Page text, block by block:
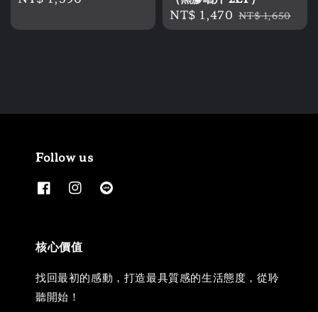
Sale
price
NT$ 1,470 Regular
price
NT$ 1,650
Follow us
核心價值
找回最初的感動，打造最具質感的生活態度，從聆
聽開始！